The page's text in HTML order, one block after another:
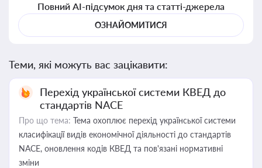
Повний AI-підсумок дня та статті-джерела
ОЗНАЙОМИТИСЯ
Теми, які можуть вас зацікавити:
Перехід української системи КВЕД до
стандартів NACE
Про що тема: Тема охоплює перехід української системи
класифікації видів економічної діяльності до стандартів
NACE, оновлення кодів КВЕД та пов'язані нормативні
зміни